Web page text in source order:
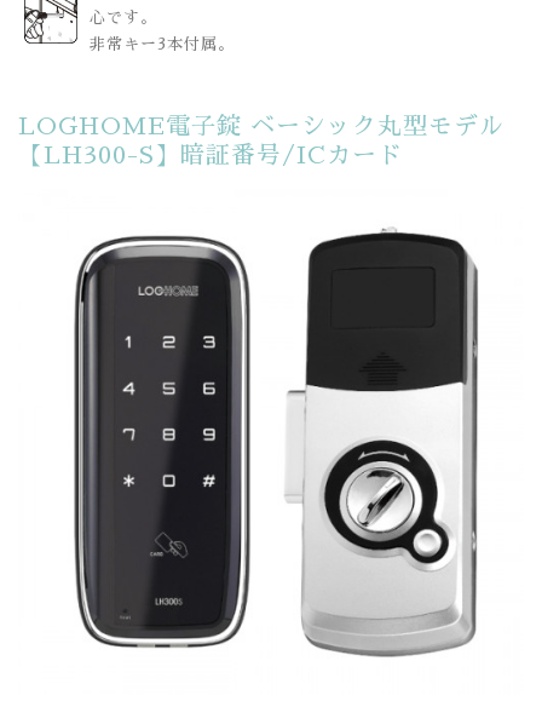
心です。
非常キー3本付属。
LOGHOME電子錠 ベーシック丸型モデル
【LH300-S】暗証番号/ICカード